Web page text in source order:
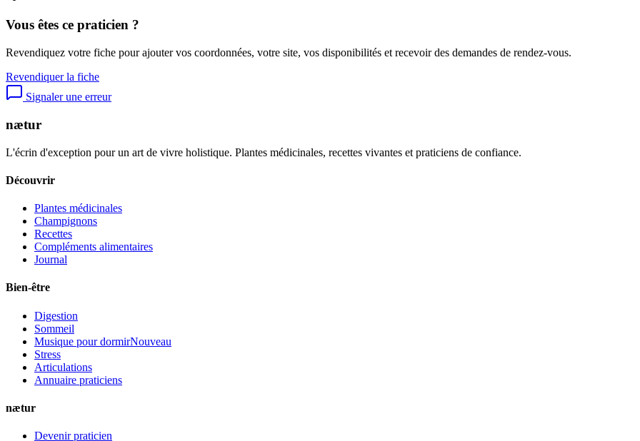
Vous êtes ce praticien ?
Revendiquez votre fiche pour ajouter vos coordonnées, votre site, vos disponibilités et recevoir des demandes de rendez-vous.
Revendiquer la fiche
Signaler une erreur
nætur
L'écrin d'exception pour un art de vivre holistique. Plantes médicinales, recettes vivantes et praticiens de confiance.
Découvrir
Plantes médicinales
Champignons
Recettes
Compléments alimentaires
Journal
Bien-être
Digestion
Sommeil
Musique pour dormirNouveau
Stress
Articulations
Annuaire praticiens
nætur
Devenir praticien